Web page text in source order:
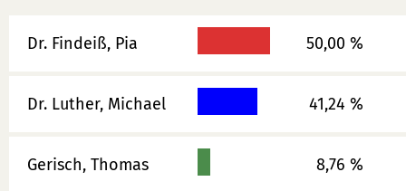
Dr. Findeiß, Pia 50,00 %
Dr. Luther, Michael 41,24 %
Gerisch, Thomas 8,76 %